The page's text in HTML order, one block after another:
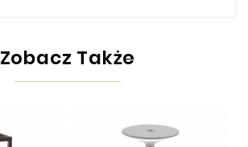
Zobacz Także